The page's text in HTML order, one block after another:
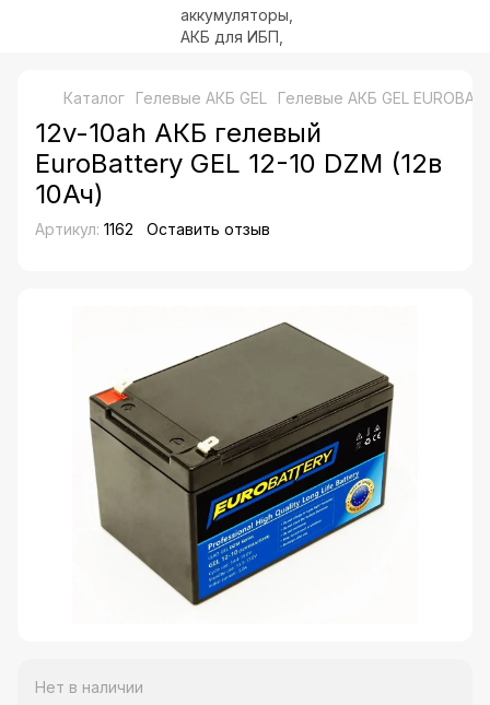
Каталог Гелевые АКБ GEL Гелевые АКБ GEL
12v-10ah АКБ гелевый
EuroBattery GEL 12-10 DZM (12в
10Ач)
Артикул: 1162 Оставить отзыв
Нет в наличии